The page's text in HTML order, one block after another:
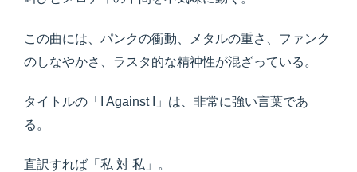
この曲には、パンクの衝動、メタルの重さ、ファンク
のしなやかさ、ラスタ的な精神性が混ざっている。
タイトルの「I Against I」は、非常に強い言葉であ
る。
直訳すれば「私 対 私」。